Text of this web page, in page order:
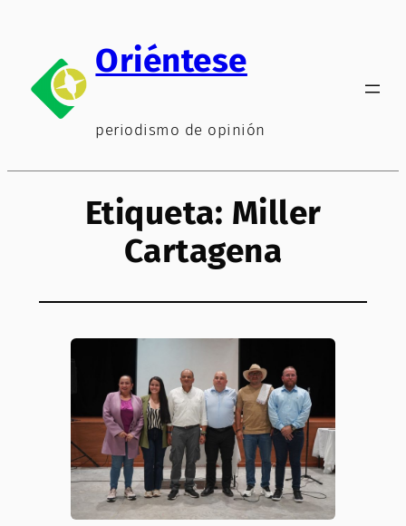
contenido
Oriéntese
periodismo de opinión
Etiqueta: Miller
Cartagena